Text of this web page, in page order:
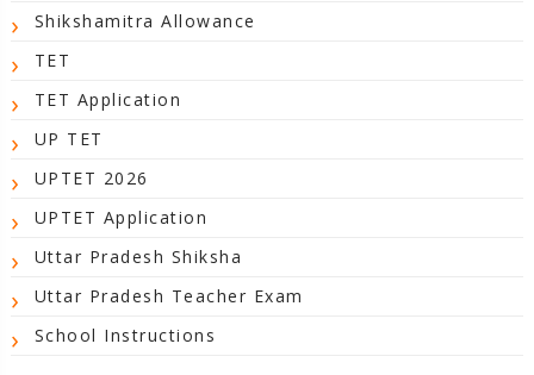
Shikshamitra Allowance
TET
TET Application
UP TET
UPTET 2026
UPTET Application
Uttar Pradesh Shiksha
Uttar Pradesh Teacher Exam
School Instructions